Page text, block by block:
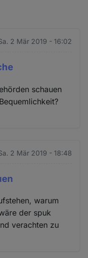
2 Mär 2019 - 16:02
schauen
2 Mär 2019 - 18:48
warum
der spuk
verachten zu